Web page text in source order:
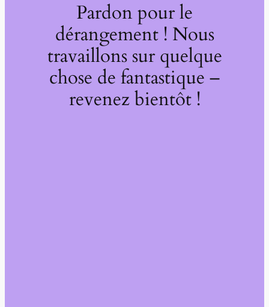
Pardon pour le
dérangement ! Nous
travaillons sur quelque
chose de fantastique –
revenez bientôt !